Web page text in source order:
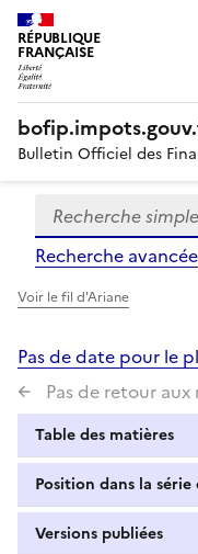
RÉPUBLIQUE
FRANÇAISE
Bulletin Officiel des
Formulaire
de
recherche
Recherche
Recherche avancée
Voir le fil d'Ariane
Pas de date pour le
Pas de retour aux
Table des matières
Position dans la série
Versions publiées